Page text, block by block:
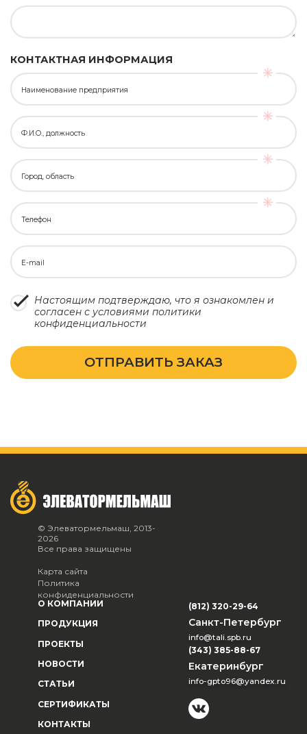
КОНТАКТНАЯ ИНФОРМАЦИЯ
Наименование предприятия
Ф.И.О., должность
Город, область
Телефон
E-mail
Настоящим подтверждаю, что я ознакомлен и
согласен с условиями политики
конфиденциальности
ОТПРАВИТЬ ЗАКАЗ
© Элеватормельмаш, 2013-
2026
Все права защищены
Карта сайта
Политика
конфиденциальности
О КОМПАНИИ
ПРОДУКЦИЯ
ПРОЕКТЫ
НОВОСТИ
СТАТЬИ
СЕРТИФИКАТЫ
КОНТАКТЫ
(812) 320-29-64
Санкт-Петербург
info@tali.spb.ru
(343) 385-88-67
Екатеринбург
info-gpto96@yandex.ru